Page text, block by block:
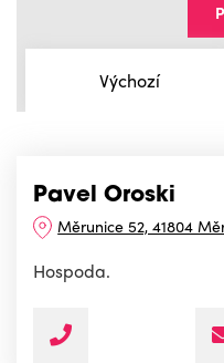
Výchozí
Pavel Oroski
Měrunice 52, 41804
Hospoda.